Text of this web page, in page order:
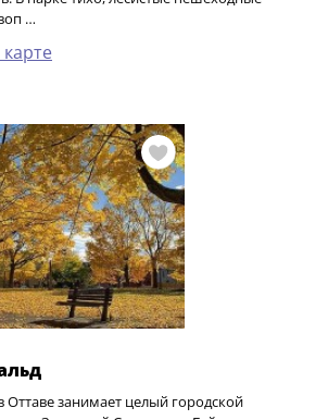
…
Оттаве занимает целый городской